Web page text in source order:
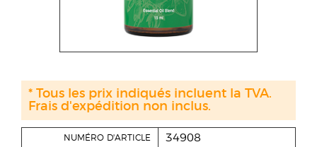
NUMÉRO D'ARTICLE 34908
* Tous les prix indiqués incluent la TVA.
Frais d'expédition non inclus.